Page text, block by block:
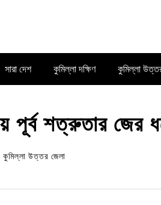
সারা দেশ কুমিল্লা দক্ষিণ কুমিল্লা
পূর্ব শত্রুতার
কুমিল্লা উত্তর জেলা